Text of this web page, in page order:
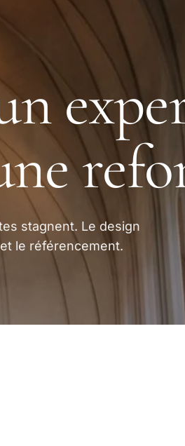
stagnent. Le design
le référencement.